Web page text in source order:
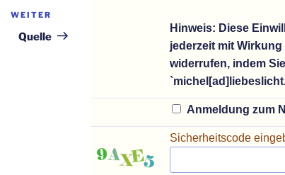
Beitrag
WEITER
Quelle
Hinweis: Diese
jederzeit mit
widerrufen, indem
Anmeldung zum
Sicherheitscode